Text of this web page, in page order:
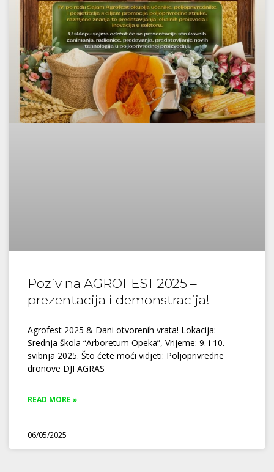
Poziv na AGROFEST 2025 –
prezentacija i demonstracija!
Agrofest 2025 & Dani otvorenih vrata! Lokacija:
Srednja škola “Arboretum Opeka”, Vrijeme: 9. i 10.
svibnja 2025. Što ćete moći vidjeti: Poljoprivredne
dronove DJI AGRAS
READ MORE »
06/05/2025